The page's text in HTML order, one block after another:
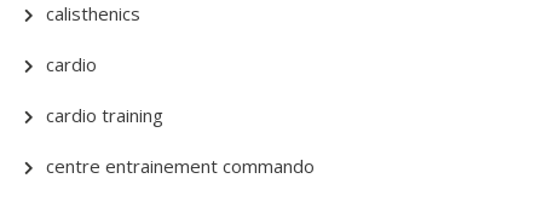
calisthenics
cardio
cardio training
centre entrainement commando